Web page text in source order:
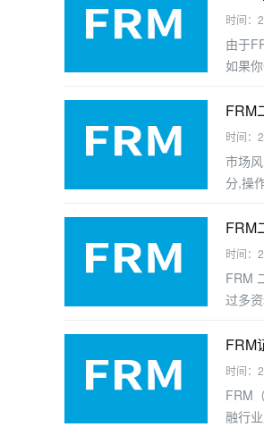
时间：
由于
如果
FRM
时间：
市场
分,操
FRM
时间：
FRM
过多
FRM
时间：
FRM
融行